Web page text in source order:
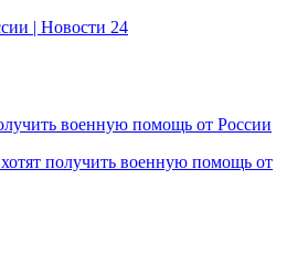
военную помощь от России
получить военную помощь от